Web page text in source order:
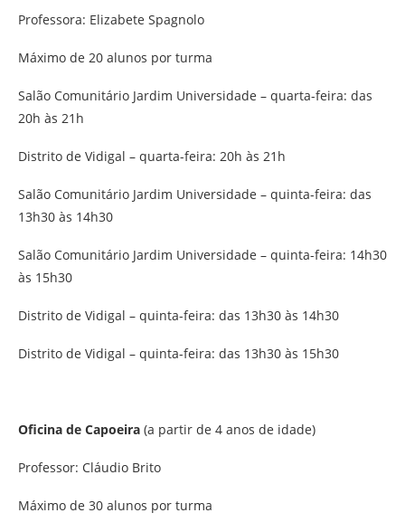
Professora: Elizabete Spagnolo
Máximo de 20 alunos por turma
Salão Comunitário Jardim Universidade – quarta-feira: das
20h às 21h
Distrito de Vidigal – quarta-feira: 20h às 21h
Salão Comunitário Jardim Universidade – quinta-feira: das
13h30 às 14h30
Salão Comunitário Jardim Universidade – quinta-feira: 14h30
às 15h30
Distrito de Vidigal – quinta-feira: das 13h30 às 14h30
Distrito de Vidigal – quinta-feira: das 13h30 às 15h30
Oficina de Capoeira (a partir de 4 anos de idade)
Professor: Cláudio Brito
Máximo de 30 alunos por turma